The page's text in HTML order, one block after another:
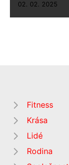
02. 02. 2025
Fitness
Krása
Lidé
Rodina